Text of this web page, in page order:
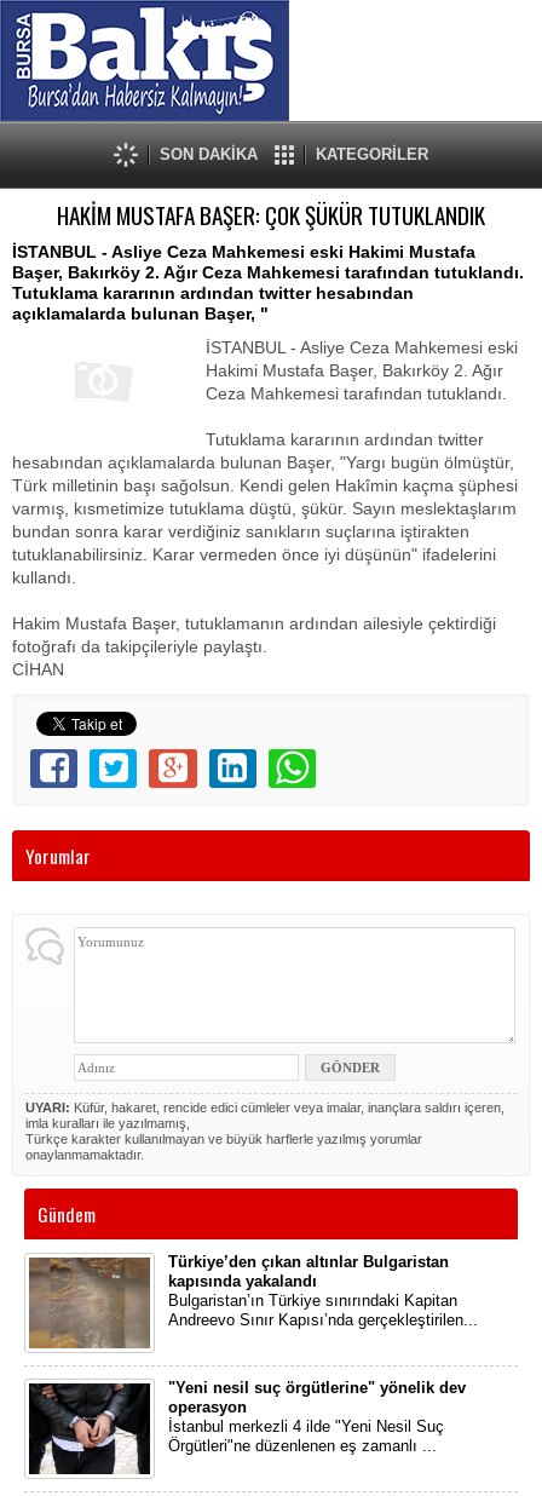
SON DAKİKA KATEGORİLER
HAKİM MUSTAFA BAŞER: ÇOK ŞÜKÜR TUTUKLANDIK
İSTANBUL - Asliye Ceza Mahkemesi eski Hakimi Mustafa
Başer, Bakırköy 2. Ağır Ceza Mahkemesi tarafından tutuklandı.
Tutuklama kararının ardından twitter hesabından
açıklamalarda bulunan Başer, "
İSTANBUL - Asliye Ceza Mahkemesi eski
Hakimi Mustafa Başer, Bakırköy 2. Ağır
Ceza Mahkemesi tarafından tutuklandı.
Tutuklama kararının ardından twitter
hesabından açıklamalarda bulunan Başer, "Yargı bugün ölmüştür,
Türk milletinin başı sağolsun. Kendi gelen Hakîmin kaçma şüphesi
varmış, kısmetimize tutuklama düştü, şükür. Sayın meslektaşlarım
bundan sonra karar verdiğiniz sanıkların suçlarına iştirakten
tutuklanabilirsiniz. Karar vermeden önce iyi düşünün" ifadelerini
kullandı.
Hakim Mustafa Başer, tutuklamanın ardından ailesiyle çektirdiği
fotoğrafı da takipçileriyle paylaştı.
CİHAN
Yorumlar
UYARI: Küfür, hakaret, rencide edici cümleler veya imalar, inançlara saldırı içeren,
imla kuralları ile yazılmamış,
Türkçe karakter kullanılmayan ve büyük harflerle yazılmış yorumlar
onaylanmamaktadır.
Gündem
Türkiye’den çıkan altınlar Bulgaristan
kapısında yakalandı
Bulgaristan’ın Türkiye sınırındaki Kapitan
Andreevo Sınır Kapısı’nda gerçekleştirilen...
"Yeni nesil suç örgütlerine" yönelik dev
operasyon
İstanbul merkezli 4 ilde "Yeni Nesil Suç
Örgütleri"ne düzenlenen eş zamanlı ...